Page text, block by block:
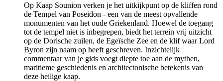
Op Kaap Sounion verken je het uitkijkpunt op de kliffen rond
de Tempel van Poseidon - een van de meest opvallende
monumenten van het oude Griekenland. Hoewel de toegang
tot de tempel niet is inbegrepen, biedt het terrein vrij uitzicht
op de Dorische zuilen, de Egeïsche Zee en de klif waar Lord
Byron zijn naam op heeft geschreven. Inzichtelijk
commentaar van je gids voegt diepte toe aan de mythen,
maritieme geschiedenis en architectonische betekenis van
deze heilige kaap.